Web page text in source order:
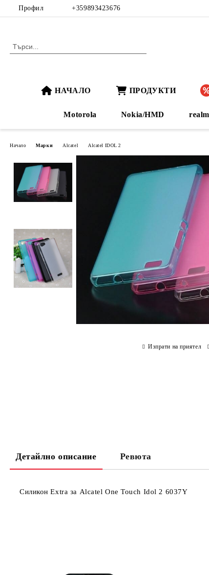
Профил +359893423676
НАЧАЛО ПРОДУКТИ
Motorola Nokia/HMD
Начало Марки Alcatel Alcatel IDOL 2
Изпрати на приятел
Детайлно описание Ревюта
Силикон Extra за Alcatel One Touch Idol 2 6037Y